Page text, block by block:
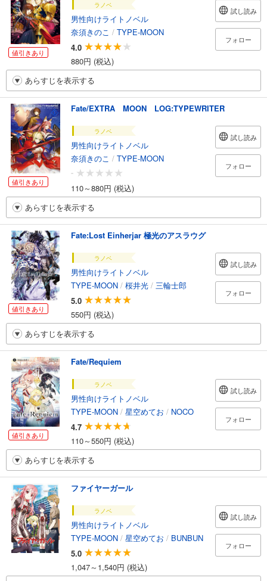
値引きあり
ラノベ
男性向けライトノベル
奈須きのこ / TYPE-MOON
4.0
880円 (税込)
試し読み
フォロー
あらすじを表示する
値引きあり
Fate/EXTRA MOON LOG:TYPEWRITER
ラノベ
男性向けライトノベル
奈須きのこ / TYPE-MOON
-
110～880円 (税込)
試し読み
フォロー
あらすじを表示する
値引きあり
Fate:Lost Einherjar 極光のアスラウグ
ラノベ
男性向けライトノベル
TYPE-MOON / 桜井光 / 三輪士郎
5.0
550円 (税込)
試し読み
フォロー
あらすじを表示する
値引きあり
Fate/Requiem
ラノベ
男性向けライトノベル
TYPE-MOON / 星空めてお / NOCO
4.7
110～550円 (税込)
試し読み
フォロー
あらすじを表示する
ファイヤーガール
ラノベ
男性向けライトノベル
TYPE-MOON / 星空めてお / BUNBUN
5.0
1,047～1,540円 (税込)
試し読み
フォロー